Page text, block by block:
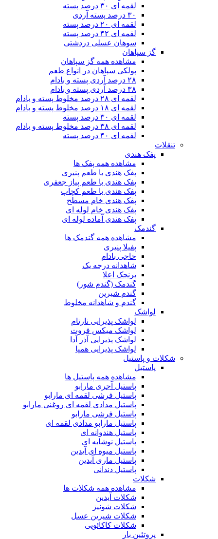
لقمه ای ۳۰ درصد پسته
۳۰ درصد پسته آردی
لقمه ای ۲۰ درصد پسته
لقمه ای ۴۲ درصد پسته
سوهان عسلی دردشتی
گز سپاهان
مشاهده همه گز سپاهان
پولکی سپاهان در انواع طعم
۲۸ درصد آردی پسته و بادام
۳۸ درصد آردی پسته و بادام
لقمه ای ۲۸ درصد مخلوط پسته و بادام
لقمه ای ۱۸ درصد مخلوط پسته و بادام
لقمه ای ۳۰ درصد پسته
لقمه ای ۳۸ درصد مخلوط پسته و بادام
لقمه ای ۴۰ درصد پسته
تنقلات
پفک هندی
مشاهده همه پفک ها
پفک هندی با طعم پنیری
پفک هندی با طعم پیاز جعفری
پفک هندی با طعم کچاپ
پفک هندی خام مسطح
پفک هندی خام لوله ای
پفک هندی آماده لوله ای
گندمک
مشاهده همه گندمک ها
پفیلا پنیری
حاجی بادام
شاهدانه درجه یک
برنجک اعلا
گندمک (گندم شور)
گندم شیرین
گندم و شاهدانه مخلوط
لواشک
لواشک پذیرایی نارتام
لواشک میکس فروت
لواشک پذیرایی آذر آدا
لواشک پذیرایی همپا
شکلات و پاستیل
پاستیل
مشاهده همه پاستیل ها
پاستیل آجری مارابو
پاستیل فرشی لقمه ای مارابو
پاستیل مدادی لقمه ای روغنی مارابو
پاستیل فرشی مارابو
پاستیل مارابو مدادی لقمه ای
پاستیل هندوانه ای
پاستیل نوشابه ای
پاستیل میوه ای آیدین
پاستیل ماری آیدین
پاستیل دندانی
شکلات
مشاهده همه شکلات ها
شکلات آیدین
شکلات شونیز
شکلات شیرین عسل
شکلات کاکائویی
پروتئین بار